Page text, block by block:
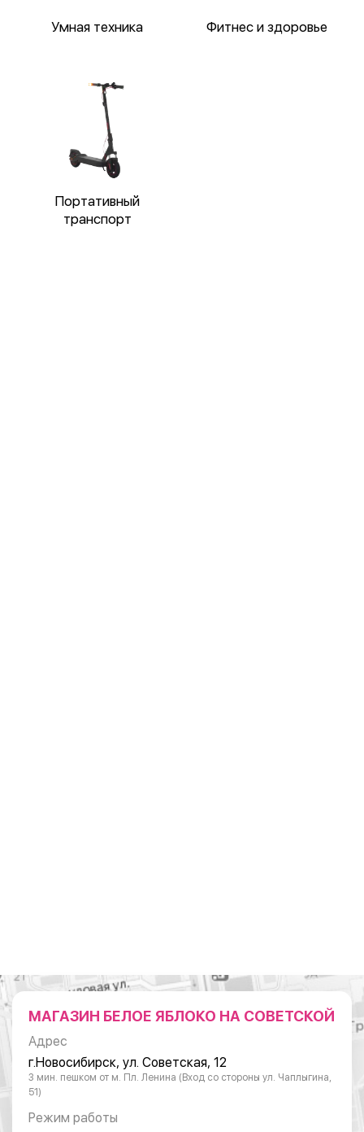
Умная техника Фитнес и здоровье
Портативный
транспорт
МАГАЗИН БЕЛОЕ ЯБЛОКО НА СОВЕТСКОЙ
Адрес
г.Новосибирск, ул. Советская, 12
3 мин. пешком от м. Пл. Ленина (Вход со стороны ул. Чаплыгина,
51)
Режим работы